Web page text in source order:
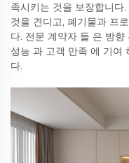
족시키는 것을 보장합니다
것을 견디고, 폐기물과 프
다. 전문 계약자 들 은 방
성능 과 고객 만족 에 기여
다.